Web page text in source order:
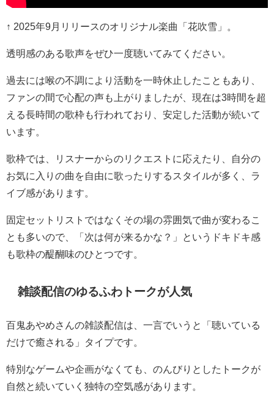
↑ 2025年9月リリースのオリジナル楽曲「花吹雪」。
透明感のある歌声をぜひ一度聴いてみてください。
過去には喉の不調により活動を一時休止したこともあり、
ファンの間で心配の声も上がりましたが、現在は3時間を超
える長時間の歌枠も行われており、安定した活動が続いて
います。
歌枠では、リスナーからのリクエストに応えたり、自分の
お気に入りの曲を自由に歌ったりするスタイルが多く、ラ
イブ感があります。
固定セットリストではなくその場の雰囲気で曲が変わるこ
とも多いので、「次は何が来るかな？」というドキドキ感
も歌枠の醍醐味のひとつです。
雑談配信のゆるふわトークが人気
百鬼あやめさんの雑談配信は、一言でいうと「聴いている
だけで癒される」タイプです。
特別なゲームや企画がなくても、のんびりとしたトークが
自然と続いていく独特の空気感があります。